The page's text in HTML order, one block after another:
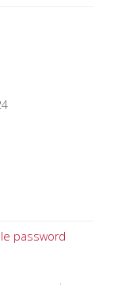
password